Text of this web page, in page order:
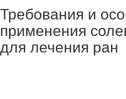
Требования и
применения
для лечения ран